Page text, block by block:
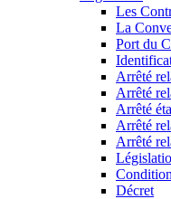
Les
La
Port du
Arrêté
Arrêté
Arrêté
Arrêté
Arrêté
Décret